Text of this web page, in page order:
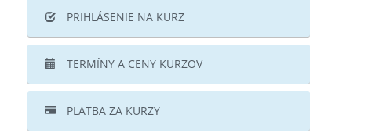
PRIHLÁSENIE NA KURZ
TERMÍNY A CENY KURZOV
PLATBA ZA KURZY